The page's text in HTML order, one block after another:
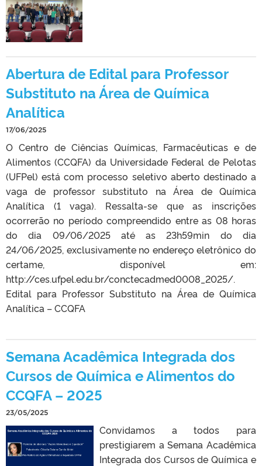
Abertura de Edital para Professor
Substituto na Área de Química
Analítica
17/06/2025
O Centro de Ciências Químicas, Farmacêuticas e de
Alimentos (CCQFA) da Universidade Federal de Pelotas
(UFPel) está com processo seletivo aberto destinado a
vaga de professor substituto na Área de Química
Analítica (1 vaga). Ressalta-se que as inscrições
ocorrerão no período compreendido entre as 08 horas
do dia 09/06/2025 até as 23h59min do dia
24/06/2025, exclusivamente no endereço eletrônico do
certame, disponível em:
http://ces.ufpel.edu.br/conctecadmed0008_2025/.
Edital para Professor Substituto na Área de Química
Analítica – CCQFA
Semana Acadêmica Integrada dos
Cursos de Química e Alimentos do
CCQFA – 2025
23/05/2025
Convidamos a todos para
prestigiarem a Semana Acadêmica
Integrada dos Cursos de Química e